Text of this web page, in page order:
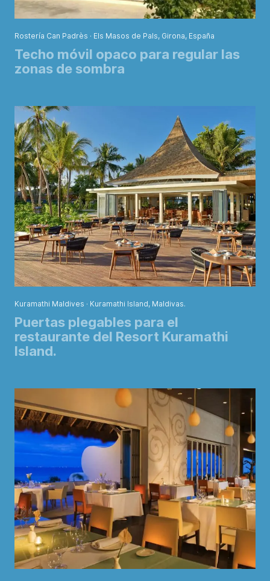
Rostería Can Padrès · Els Masos de Pals, Girona, España
Techo móvil opaco para regular las
zonas de sombra
Kuramathi Maldives · Kuramathi Island, Maldivas.
Puertas plegables para el
restaurante del Resort Kuramathi
Island.